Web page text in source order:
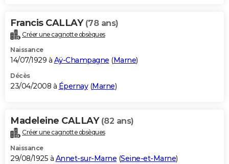
Francis CALLAY (78 ans)
Créer une cagnotte obsèques
Naissance
14/07/1929 à Aÿ-Champagne (Marne)
Décès
23/04/2008 à Épernay(Marne)
Madeleine CALLAY (82 ans)
Créer une cagnotte obsèques
Naissance
29/08/1925 à Annet-sur-Marne (Seine-et-Marne)